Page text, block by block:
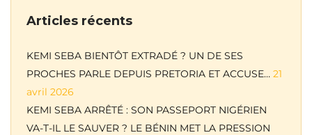
Articles récents
KEMI SEBA BIENTÔT EXTRADÉ ? UN DE SES
PROCHES PARLE DEPUIS PRETORIA ET ACCUSE… 21
avril 2026
KEMI SEBA ARRÊTÉ : SON PASSEPORT NIGÉRIEN
VA-T-IL LE SAUVER ? LE BÉNIN MET LA PRESSION